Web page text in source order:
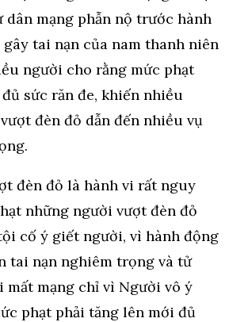
mạng phẫn nộ trước hành
tai nạn của nam thanh niên
người cho rằng mức phạt
sức răn đe, khiến nhiều
đèn đỏ dẫn đến nhiều vụ
đèn đỏ là hành vi rất nguy
những người vượt đèn đỏ
cố ý giết người, vì hành động
tai nạn nghiêm trọng và tử
mất mạng chỉ vì Người vô ý
phạt phải tăng lên mới đủ